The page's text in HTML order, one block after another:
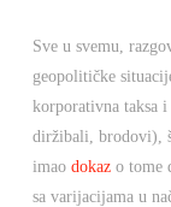
Sve u svemu,
geopolitičke
korporativna taksa
diržibali, brodovi),
imao dokazo tome
sa varijacijama u